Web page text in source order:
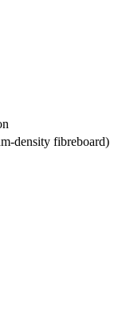
density fibreboard)